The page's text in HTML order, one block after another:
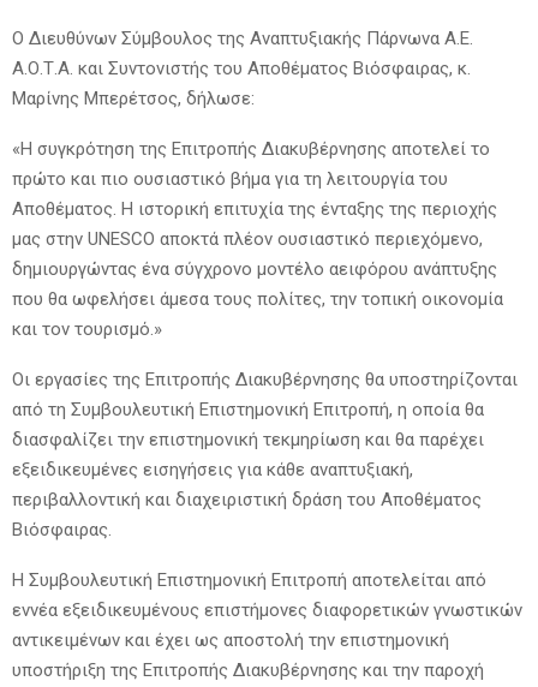
Ο Διευθύνων Σύμβουλος της Αναπτυξιακής Πάρνωνα Α.Ε.
Α.Ο.Τ.Α. και Συντονιστής του Αποθέματος Βιόσφαιρας, κ.
Μαρίνης Μπερέτσος, δήλωσε:
«Η συγκρότηση της Επιτροπής Διακυβέρνησης αποτελεί το
πρώτο και πιο ουσιαστικό βήμα για τη λειτουργία του
Αποθέματος. Η ιστορική επιτυχία της ένταξης της περιοχής
μας στην UNESCO αποκτά πλέον ουσιαστικό περιεχόμενο,
δημιουργώντας ένα σύγχρονο μοντέλο αειφόρου ανάπτυξης
που θα ωφελήσει άμεσα τους πολίτες, την τοπική οικονομία
και τον τουρισμό.»
Οι εργασίες της Επιτροπής Διακυβέρνησης θα υποστηρίζονται
από τη Συμβουλευτική Επιστημονική Επιτροπή, η οποία θα
διασφαλίζει την επιστημονική τεκμηρίωση και θα παρέχει
εξειδικευμένες εισηγήσεις για κάθε αναπτυξιακή,
περιβαλλοντική και διαχειριστική δράση του Αποθέματος
Βιόσφαιρας.
Η Συμβουλευτική Επιστημονική Επιτροπή αποτελείται από
εννέα εξειδικευμένους επιστήμονες διαφορετικών γνωστικών
αντικειμένων και έχει ως αποστολή την επιστημονική
υποστήριξη της Επιτροπής Διακυβέρνησης και την παροχή